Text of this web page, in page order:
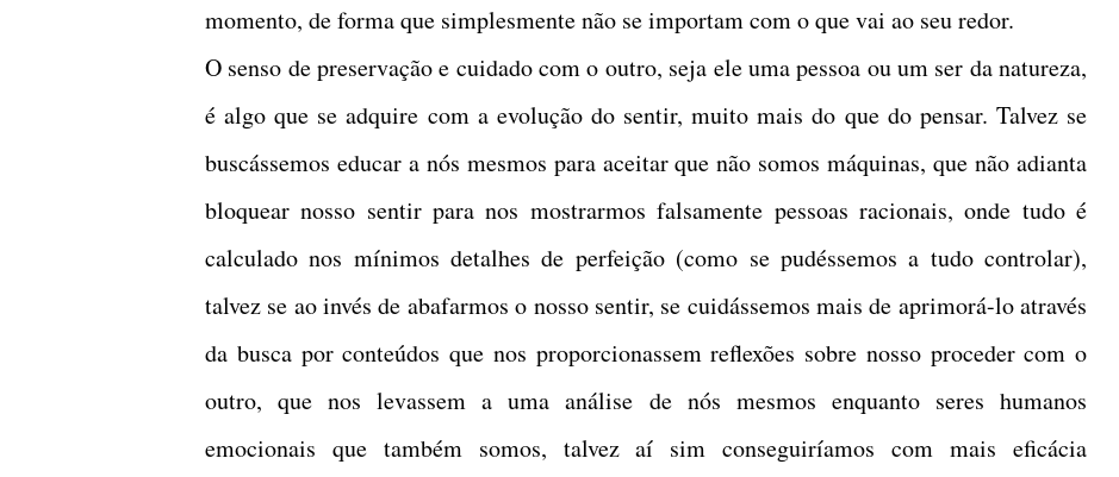
momento, de forma que simplesmente não se importam com o que vai ao seu redor.
O senso de preservação e cuidado com o outro, seja ele uma pessoa ou um ser da natureza,
é algo que se adquire com a evolução do sentir, muito mais do que do pensar. Talvez se
buscássemos educar a nós mesmos para aceitar que não somos máquinas, que não adianta
bloquear nosso sentir para nos mostrarmos falsamente pessoas racionais, onde tudo é
calculado nos mínimos detalhes de perfeição (como se pudéssemos a tudo controlar),
talvez se ao invés de abafarmos o nosso sentir, se cuidássemos mais de aprimorá-lo através
da busca por conteúdos que nos proporcionassem reflexões sobre nosso proceder com o
outro, que nos levassem a uma análise de nós mesmos enquanto seres humanos
emocionais que também somos, talvez aí sim conseguiríamos com mais eficácia